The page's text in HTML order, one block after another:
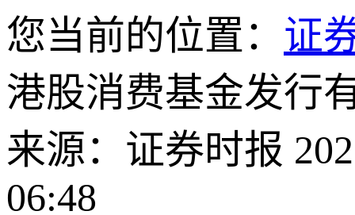
您当前的位置： 证
港股消费基金发行
来源：证券时报
06:48